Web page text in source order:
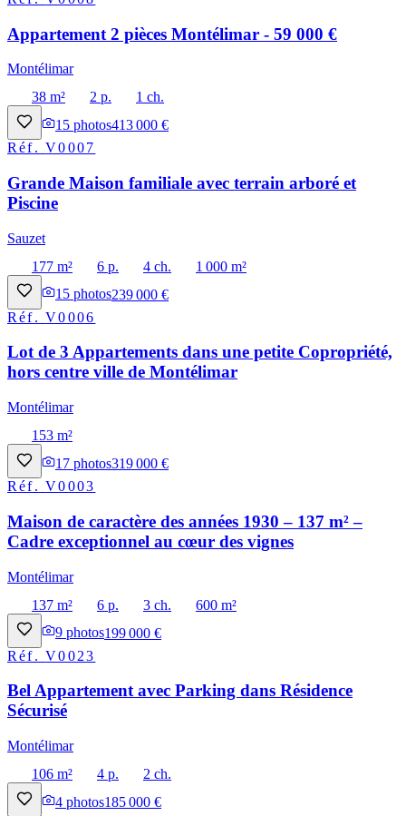
Appartement 2 pièces Montélimar - 59 000 €
Montélimar
38 m²
2 p.
1 ch.
15 photos413 000 €
Réf.V0007
Grande Maison familiale avec terrain arboré et
Piscine
Sauzet
177 m²
6 p. 4 ch.
1 000 m²
15 photos239 000 €
Réf.V0006
Lot de 3 Appartements dans une petite Copropriété,
hors centre ville de Montélimar
Montélimar
153 m²
17 photos319 000 €
Réf.V0003
Maison de caractère des années 1930 – 137 m² –
Cadre exceptionnel au cœur des vignes
Montélimar
137 m²
6 p. 3 ch.
600 m²
9 photos199 000 €
Réf.V0023
Bel Appartement avec Parking dans Résidence
Sécurisé
Montélimar
106 m²
4 p.
2 ch.
4 photos185 000 €